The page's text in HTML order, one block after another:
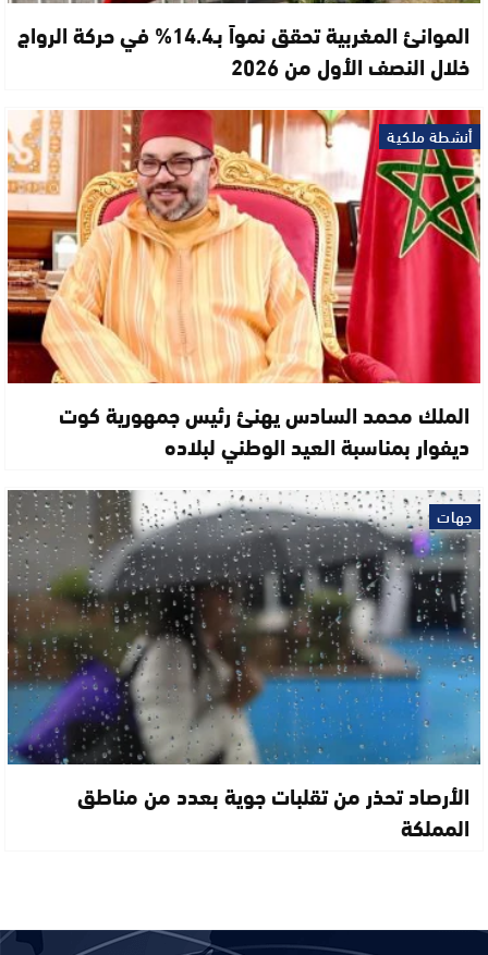
الموانئ المغربية تحقق نمواً بـ14.4% في حركة الرواج
خلال النصف الأول من 2026
أنشطة ملكية
الملك محمد السادس يهنئ رئيس جمهورية كوت
ديفوار بمناسبة العيد الوطني لبلاده
جهات
الأرصاد تحذر من تقلبات جوية بعدد من مناطق
المملكة